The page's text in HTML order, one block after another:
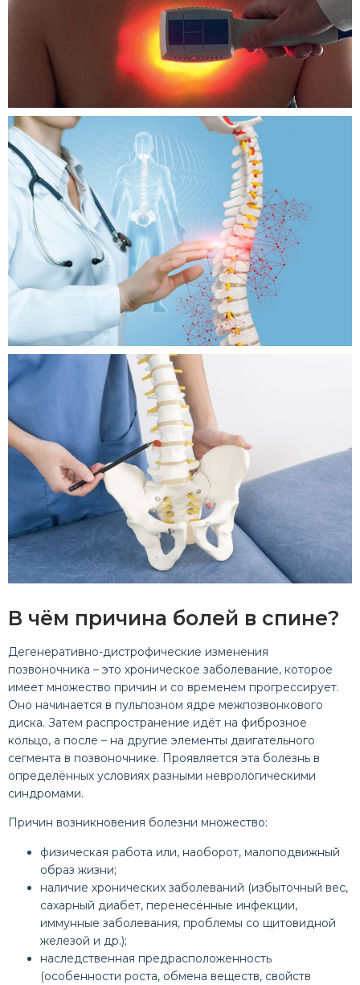
В чём причина болей в спине?
Дегенеративно-дистрофические изменения
позвоночника – это хроническое заболевание, которое
имеет множество причин и со временем прогрессирует.
Оно начинается в пульпозном ядре межпозвонкового
диска. Затем распространение идёт на фиброзное
кольцо, а после – на другие элементы двигательного
сегмента в позвоночнике. Проявляется эта болезнь в
определённых условиях разными неврологическими
синдромами.
Причин возникновения болезни множество:
физическая работа или, наоборот, малоподвижный
образ жизни;
наличие хронических заболеваний (избыточный вес,
сахарный диабет, перенесённые инфекции,
иммунные заболевания, проблемы со щитовидной
железой и др.);
наследственная предрасположенность
(особенности роста, обмена веществ, свойств